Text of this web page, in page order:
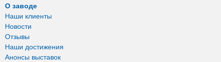
О заводе
Наши клиенты
Новости
Отзывы
Наши достижения
Анонсы выставок